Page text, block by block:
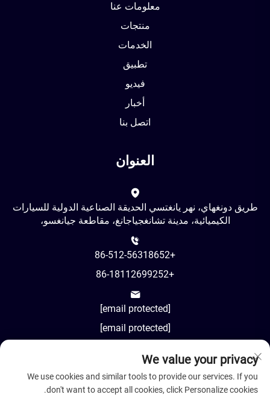
معلومات عنا
منتجات
الخدمات
تطبيق
فيديو
أخبار
اتصل بنا
العنوان
طريق دونغهاي، نهر يانغتسي الحديقة الصناعية الدولية للسيارات
الكيميائية، مدينة تشانغجياجانغ، مقاطعة جيانغسو،
+86-512-56318652
+86-18112699252
[email protected]
[email protected]
AM8:00-PM18:00We value your privacy
We use cookies and similar tools to provide our services. If you
don't want to accept all cookies, click Personalize cookies.